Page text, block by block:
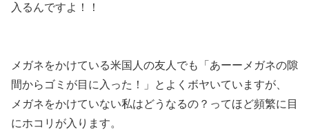
入る んですよ！！
メガネをかけている米国人の友人でも
「あーーメガネの隙
間からゴミが目に入った！」
とよくボヤいていますが、
メガネをかけていない私はどうなるの？ってほど頻繁に目
にホコリが入ります。